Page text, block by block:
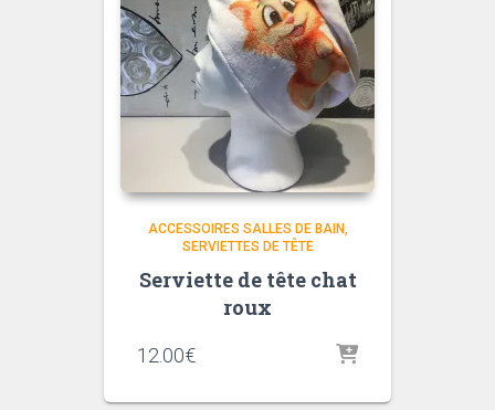
ACCESSOIRES SALLES DE BAIN
SERVIETTES DE TÊTE
Serviette de tête chat
roux
12.00€